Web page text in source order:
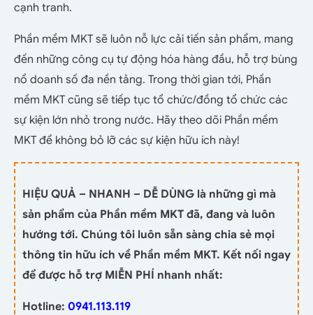
cạnh tranh.
Phần mềm MKT sẽ luôn nỗ lực cải tiến sản phẩm, mang
đến những công cụ tự động hóa hàng đầu, hỗ trợ bùng
nổ doanh số đa nền tảng. Trong thời gian tới, Phần
mềm MKT cũng sẽ tiếp tục tổ chức/đồng tổ chức các
sự kiện lớn nhỏ trong nước. Hãy theo dõi Phần mềm
MKT để không bỏ lỡ các sự kiện hữu ích này!
HIỆU QUẢ – NHANH – DỄ DÙNG là những gì mà
sản phẩm của Phần mềm MKT đã, đang và luôn
hướng tới. Chúng tôi luôn sẵn sàng chia sẻ mọi
thông tin hữu ích về Phần mềm MKT. Kết nối ngay
để được hỗ trợ MIỄN PHÍ nhanh nhất:
Hotline: 0941.113.119